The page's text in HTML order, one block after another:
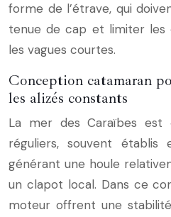
forme de l’étrave, qui
tenue de cap et limiter les
les vagues courtes.
Conception catamaran
les alizés constants
La mer des Caraïbes est
réguliers, souvent
générant une houle
un clapot local. Dans ce
moteur offrent une